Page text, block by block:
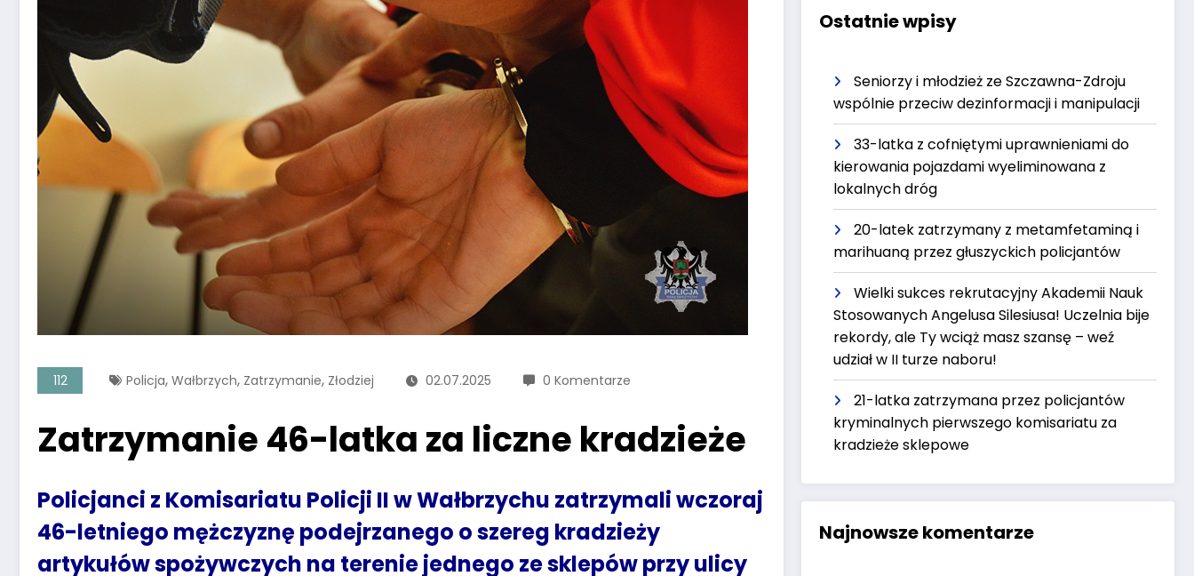
112 Policja, Wałbrzych, Zatrzymanie, Złodziej 02.07.2025 0 Komentarze
Zatrzymanie 46-latka za liczne kradzieże
Policjanci z Komisariatu Policji II w Wałbrzychu zatrzymali wczoraj
46-letniego mężczyznę podejrzanego o szereg kradzieży
artykułów spożywczych na terenie jednego ze sklepów przy ulicy
Ostatnie wpisy
Seniorzy i młodzież ze Szczawna-Zdroju
wspólnie przeciw dezinformacji i manipulacji
33-latka z cofniętymi uprawnieniami do
kierowania pojazdami wyeliminowana z
lokalnych dróg
20-latek zatrzymany z metamfetaminą i
marihuaną przez głuszyckich policjantów
Wielki sukces rekrutacyjny Akademii Nauk
Stosowanych Angelusa Silesiusa! Uczelnia bije
rekordy, ale Ty wciąż masz szansę – weź
udział w II turze naboru!
21-latka zatrzymana przez policjantów
kryminalnych pierwszego komisariatu za
kradzieże sklepowe
Najnowsze komentarze